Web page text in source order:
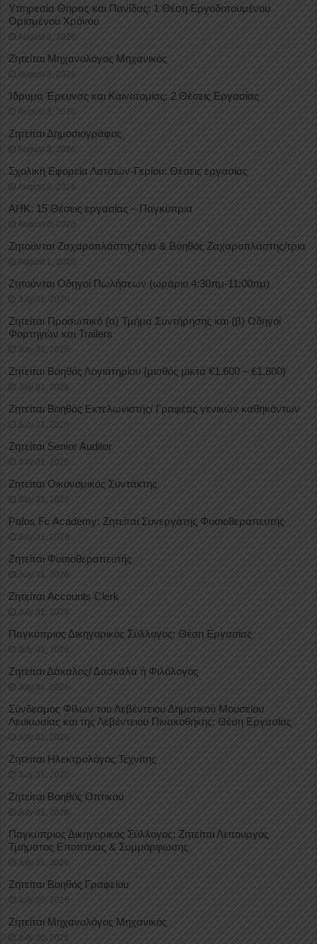
Υπηρεσία Θήρας και Πανίδας: 1 Θέση Eργοδοτουμένου
Oρισμένου Xρόνου
August 3, 2026
Ζητείται Μηχανολόγος Μηχανικός
August 3, 2026
Ίδρυμα Έρευνας και Καινοτομίας: 2 Θέσεις Εργασίας
August 3, 2026
Ζητείται Δημοσιογράφος
August 3, 2026
Σχολική Εφορεία Λατσιών-Γερίου: Θέσεις εργασίας
August 3, 2026
ΑΗΚ: 15 Θέσεις εργασίας – Παγκύπρια
August 3, 2026
Ζητούνται Ζαχαροπλάστης/τρια & Βοηθός Ζαχαροπλάστης/τρια
August 1, 2026
Ζητούνται Οδηγοί Πωλήσεων (ωράριο 4:30πμ-11:00πμ)
July 31, 2026
Ζητείται Προσωπικό (α) Τμήμα Συντήρησης και (β) Οδηγοί
Φορτηγών και Trailers
July 31, 2026
Ζητείται Βοηθός Λογιστηρίου (μισθός μικτά €1.600 – €1.800)
July 31, 2026
Ζητείται Βοηθός Εκτελωνιστής/ Γραφέας γενικών καθηκόντων
July 31, 2026
Ζητείται Senior Auditor
July 31, 2026
Ζητείται Οικονομικός Συντάκτης
July 31, 2026
Pafos Fc Academy: Ζητείται Συνεργάτης Φυσιοθεραπευτής
July 31, 2026
Ζητείται Φυσιοθεραπευτής
July 31, 2026
Ζητείται Accounts Clerk
July 31, 2026
Παγκύπριος Δικηγορικός Σύλλογος: Θέση Εργασίας
July 31, 2026
Ζητείται Δάκαλος/ Δασκάλα ή Φιλόλογος
July 31, 2026
Σύνδεσμος Φίλων του Λεβέντειου Δημοτικού Μουσείου
Λευκωσίας και της Λεβέντειου Πινακοθήκης: Θέση Εργασίας
July 31, 2026
Ζητείται Ηλεκτρολόγος Τεχνίτης
July 31, 2026
Ζητείται Βοηθός Οπτικού
July 31, 2026
Παγκύπριος Δικηγορικός Σύλλογος: Ζητείται Λειτουργός
Τμήματος Εποπτείας & Συμμόρφωσης
July 31, 2026
Ζητείται Βοηθός Γραφείου
July 30, 2026
Ζητείται Μηχανολόγος Μηχανικός
July 30, 2026